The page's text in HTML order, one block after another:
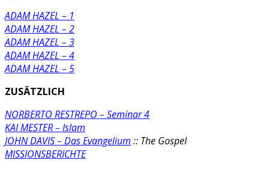
ADAM HAZEL – 1
ADAM HAZEL – 2
ADAM HAZEL – 3
ADAM HAZEL – 4
ADAM HAZEL – 5
ZUSÄTZLICH
NORBERTO RESTREPO – Seminar 4
KAI MESTER – Islam
JOHN DAVIS – Das Evangelium :: The Gospel
MISSIONSBERICHTE